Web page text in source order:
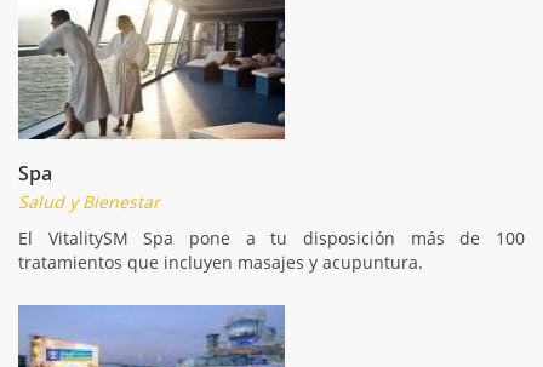
Spa
Salud y Bienestar
El VitalitySM Spa pone a tu disposición más de 100
tratamientos que incluyen masajes y acupuntura.